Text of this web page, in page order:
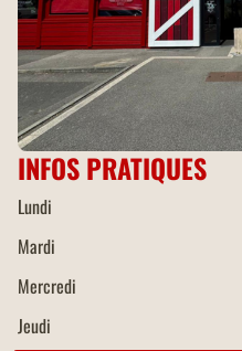
INFOS PRATIQUES
Lundi
Mardi
Mercredi
Jeudi